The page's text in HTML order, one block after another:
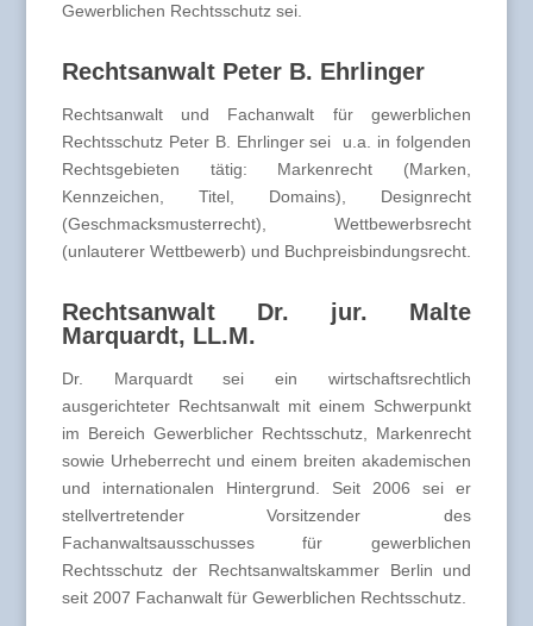
Gewerblichen Rechtsschutz sei.
Rechtsanwalt Peter B. Ehrlinger
Rechtsanwalt und Fachanwalt für gewerblichen
Rechtsschutz Peter B. Ehrlinger sei u.a. in folgenden
Rechtsgebieten tätig: Markenrecht (Marken,
Kennzeichen, Titel, Domains), Designrecht
(Geschmacksmusterrecht), Wettbewerbsrecht
(unlauterer Wettbewerb) und Buchpreisbindungsrecht.
Rechtsanwalt Dr. jur. Malte
Marquardt, LL.M.
Dr. Marquardt sei ein wirtschaftsrechtlich
ausgerichteter Rechtsanwalt mit einem Schwerpunkt
im Bereich Gewerblicher Rechtsschutz, Markenrecht
sowie Urheberrecht und einem breiten akademischen
und internationalen Hintergrund. Seit 2006 sei er
stellvertretender Vorsitzender des
Fachanwaltsausschusses für gewerblichen
Rechtsschutz der Rechtsanwaltskammer Berlin und
seit 2007 Fachanwalt für Gewerblichen Rechtsschutz.